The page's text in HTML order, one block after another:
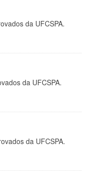
da UFCSPA.
da UFCSPA.
da UFCSPA.